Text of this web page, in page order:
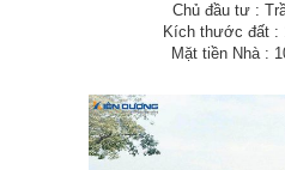
Chủ đầu tư :
Kích thước đất :
Mặt tiền Nhà :